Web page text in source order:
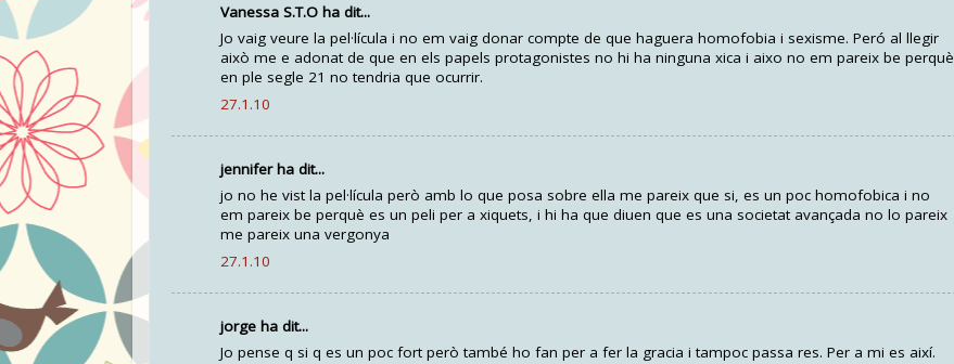
Vanessa S.T.O ha dit...
Jo vaig veure la pel·lícula i no em vaig donar compte de que haguera homofobia i sexisme. Peró al llegir
això me e adonat de que en els papels protagonistes no hi ha ninguna xica i aixo no em pareix be perquè
en ple segle 21 no tendria que ocurrir.
27.1.10
jennifer ha dit...
jo no he vist la pel·lícula però amb lo que posa sobre ella me pareix que si, es un poc homofobica i no
em pareix be perquè es un peli per a xiquets, i hi ha que diuen que es una societat avançada no lo pareix
me pareix una vergonya
27.1.10
jorge ha dit...
Jo pense q si q es un poc fort però també ho fan per a fer la gracia i tampoc passa res. Per a mi es així.